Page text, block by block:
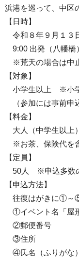
浜港を巡って、中区
【日時】
令和８年９月１３
9:00 出発（八幡橋
※荒天の場合は中
【対象】
小学生以上 ※小学
（参加には事前申
【料金】
大人（中学生以上
※お茶、保険代を
【定員】
50人 ※申込多数の
【申込方法】
往復はがきに①～⑤
①イベント名「屋
②郵便番号
③住所
④氏名（ふりがな